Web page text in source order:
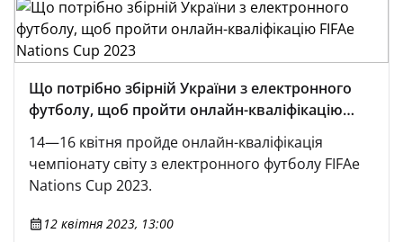
Що потрібно збірній України з електронного
футболу, щоб пройти онлайн-кваліфікацію
FIFAe Nations Cup 2023
14—16 квітня пройде онлайн-кваліфікація
чемпіонату світу з електронного футболу FIFAe
Nations Cup 2023.
12 квітня 2023, 13:00